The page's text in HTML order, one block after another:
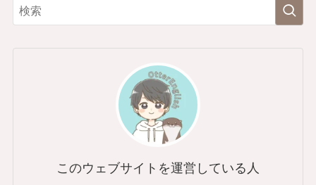
このウェブサイトを運営している人